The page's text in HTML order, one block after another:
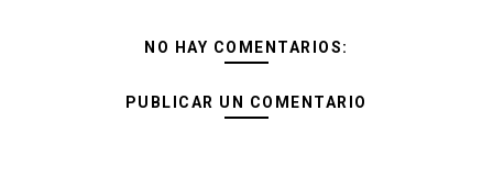
NO HAY COMENTARIOS:
PUBLICAR UN COMENTARIO